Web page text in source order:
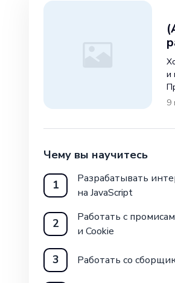
и
9
Чему вы научитесь
1
Разрабатывать
на JavaScript
2
Работать с
и Cookie
3 Работать со